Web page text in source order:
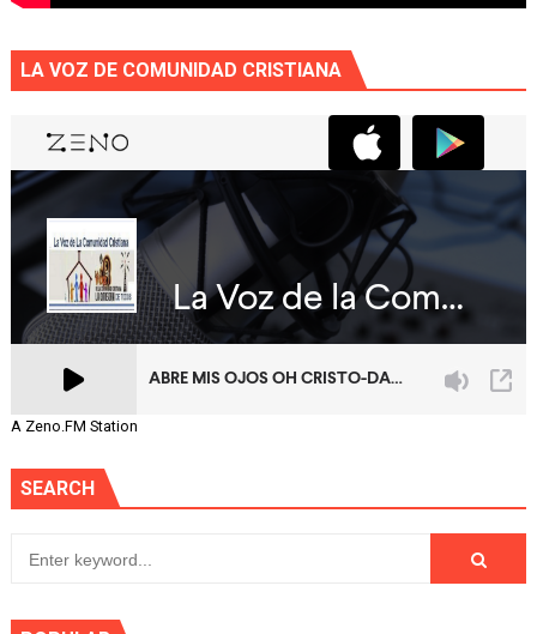
LA VOZ DE COMUNIDAD CRISTIANA
A Zeno.FM Station
SEARCH